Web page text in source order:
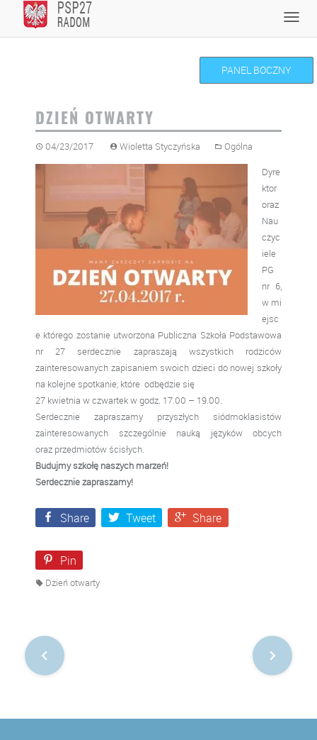
content
PANEL BOCZNY
DZIEŃ OTWARTY
04/23/2017 Wioletta Styczyńska Ogólna
Dyre
ktor
oraz
Nau
czyc
iele
PG
nr 6,
w mi
ejsc
e którego zostanie utworzona Publiczna Szkoła Podstawowa
nr 27 serdecznie zapraszają wszystkich rodziców
zainteresowanych zapisaniem swoich dzieci do nowej szkoły
na kolejne spotkanie, które odbędzie się
27 kwietnia w czwartek w godz. 17.00 – 19.00.
Serdecznie zapraszamy przyszłych siódmoklasistów
zainteresowanych szczególnie nauką języków obcych
oraz przedmiotów ścisłych.
Budujmy szkołę naszych marzeń!
Serdecznie zapraszamy!
Share Tweet Share
Pin
Dzień otwarty
Nawigacja
postach